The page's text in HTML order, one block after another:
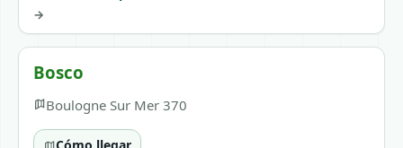
→
Bosco
Boulogne Sur Mer 370
Cómo llegar